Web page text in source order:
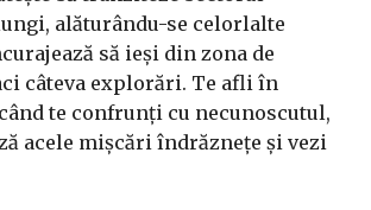
alăturându-se celorlalte
să ieși din zona de
câteva explorări. Te afli în
te confrunți cu necunoscutul,
acele mișcări îndrăznețe și vezi